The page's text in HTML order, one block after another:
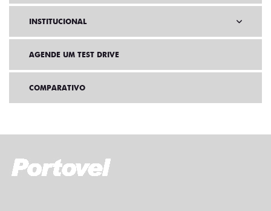
INSTITUCIONAL
AGENDE UM TEST DRIVE
COMPARATIVO